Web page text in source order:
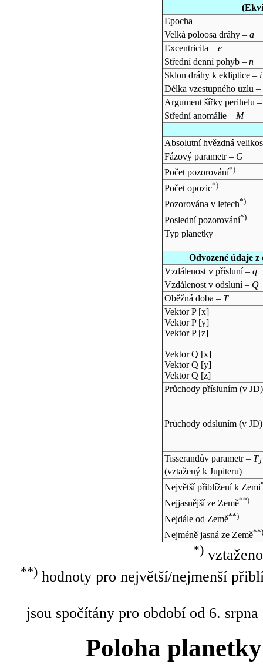
Epocha
Velká poloosa dráhy – a
Excentricita – e
Střední denní pohyb – n
Sklon dráhy k ekliptice – i
Délka vzestupného uzlu –
Argument šířky perihelu
Střední anomálie – M
Absolutní hvězdná
Fázový parametr – G
Počet pozorování*)
Počet opozic*)
Pozorována v letech*)
Poslední pozorování*)
Typ planetky
Odvozené údaje
Vzdálenost v přísluní – q
Vzdálenost v odsluní – Q
Oběžná doba – T
Vektor P [x]
Vektor P [y]
Vektor P [z]
Vektor Q [x]
Vektor Q [y]
Vektor Q [z]
Průchody přísluním (v JD)
Průchody odsluním (v JD)
Tisserandův parametr – TJ
(vztažený k Jupiteru)
Největší přiblížení k Zemi
Nejjasnější ze Země**)
Nejdále od Země**)
Nejméně jasná ze Země**)
*)
**)hodnoty pro největší/nejmenší
jsou spočítány pro období od 6.
Poloha